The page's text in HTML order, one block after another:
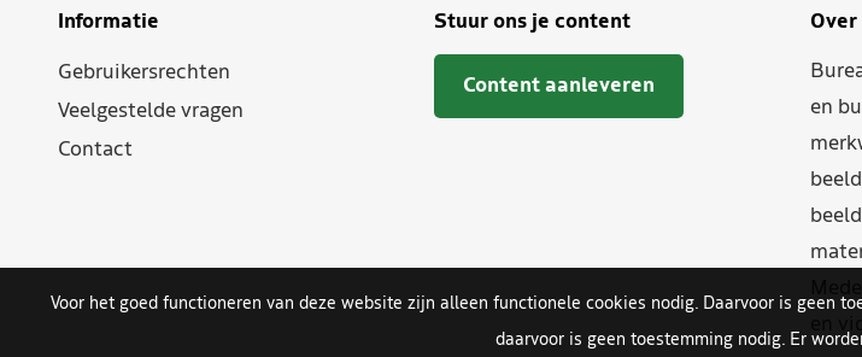
Informatie
Gebruikersrechten
Veelgestelde vragen
Contact
Stuur ons je content
Content aanleveren
en
Voor het goed functioneren van deze website zijn alleen functionele cookies nodig. Daarvoor is geen
daarvoor is geen toestemming nodig. Er